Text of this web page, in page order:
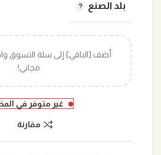
بلد الصنع
أضف [الباقي] إلى سلة التسوق
مجاني!
غير متوفر في
مقارنة